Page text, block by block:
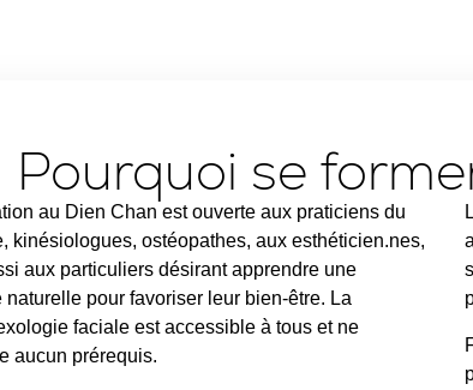
Pourquoi se
au Dien Chan est ouverte aux praticiens du
, kinésiologues, ostéopathes, aux esthéticien.nes,
aux particuliersdésirant apprendre une
naturelle pour favoriser leur bien-être. La
faciale estaccessible à touset ne
aucun prérequis.